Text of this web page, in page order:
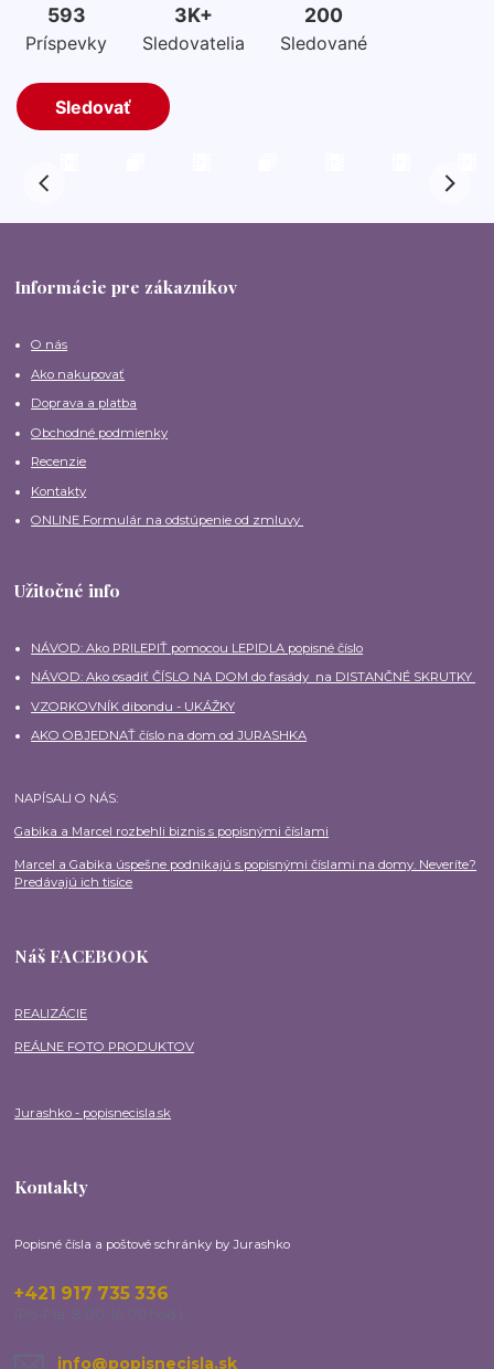
Informácie pre zákazníkov
O nás
Ako nakupovať
Doprava a platba
Obchodné podmienky
Recenzie
Kontakty
ONLINE Formulár na odstúpenie od zmluvy
Užitočné info
NÁVOD: Ako PRILEPIŤ pomocou LEPIDLA popisné číslo
NÁVOD: Ako osadiť ČÍSLO NA DOM do fasády na DISTANČNÉ SKRUTKY
VZORKOVNÍK dibondu - UKÁŽKY
AKO OBJEDNAŤ číslo na dom od JURASHKA
NAPÍSALI O NÁS:
Gabika a Marcel rozbehli biznis s popisnými číslami
Marcel a Gabika úspešne podnikajú s popisnými číslami na domy. Neveríte?
Predávajú ich tisíce
Náš FACEBOOK
REALIZÁCIE
REÁLNE FOTO PRODUKTOV
Jurashko - popisnecisla.sk
Kontakty
Popisné čísla a poštové schránky by Jurashko
+421 917 735 336
info@popisnecisla.sk